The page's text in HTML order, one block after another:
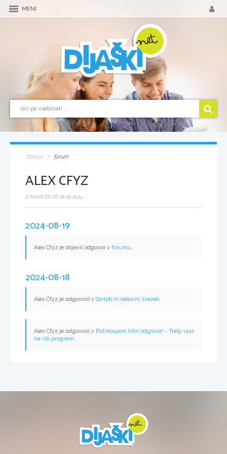
MENI
Domov forum
ALEX CFYZ
Z NAMI ŽE OD 18.08.2024 ...
2024-08-19
Alex Cfyz je objavil odgovor v forumu.
2024-08-18
Alex Cfyz je odgovoril v Skripti in delovni zvezek
Alex Cfyz je odgovoril v Potrebujem hitri odgovor! - Tretji vpis
na isti program